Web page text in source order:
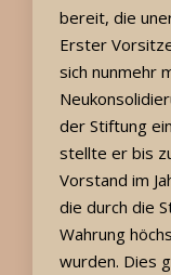
bereit, die
Erster
sich nunmehr
der Stiftung
stellte er bis
Vorstand im
die durch die
Wahrung
wurden. Dies